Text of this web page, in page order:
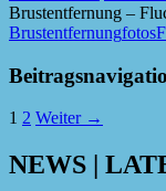
Brustentfernung –
Brustentfernungfotos
1 2 Weiter →
NEWS |